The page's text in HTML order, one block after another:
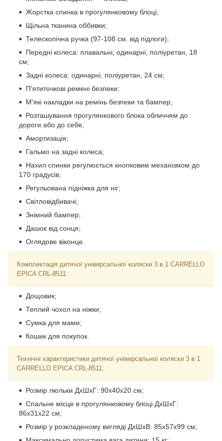
Жорстка спинка в прогулянковому блоці;
Щільна тканина оббивки;
Телескопічна ручка (97-108 см. від підлоги);
Передні колеса: плавальні, одинарні, поліуретан, 18
см;
Задні колеса: одинарні, поліуретан, 24 см;
П'ятиточкові ремені безпеки;
М'які накладки на ремінь безпеки та бампер;
Розташування прогулянкового блока обличчям до
дороги або до себе;
Амортизація;
Гальмо на задні колеса;
Нахил спинки регулюється кнопковим механізмом до
170 градусів;
Регульована підніжка для ніг;
Світловідбивачі;
Знімний бампер;
Дашок від сонця;
Оглядове віконце.
Комплектація дитячої універсальної коляски 3 в 1 CARRELLO
EPICA CRL-8511:
Дощовик;
Теплий чохол на ніжки;
Сумка для мами;
Кошик для покупок.
Технічні характеристики дитячої універсальної коляски 3 в 1
CARRELLO EPICA CRL-8511:
Розмір люльки ДхШхГ: 90x40x20 см;
Спальне місце в прогулянковому блоці ДхШхГ:
86x31х22 см;
Розмір у розкладеному вигляді ДхШхВ: 85x57х99 см;